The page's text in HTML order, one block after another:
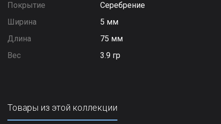
Покрытие
Серебрение
Ширина
5 мм
Длина
75 мм
Вес
3.9 гр
Товары из этой коллекции